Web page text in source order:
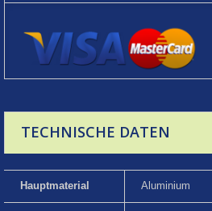
TECHNISCHE DATEN
Hauptmaterial Aluminium